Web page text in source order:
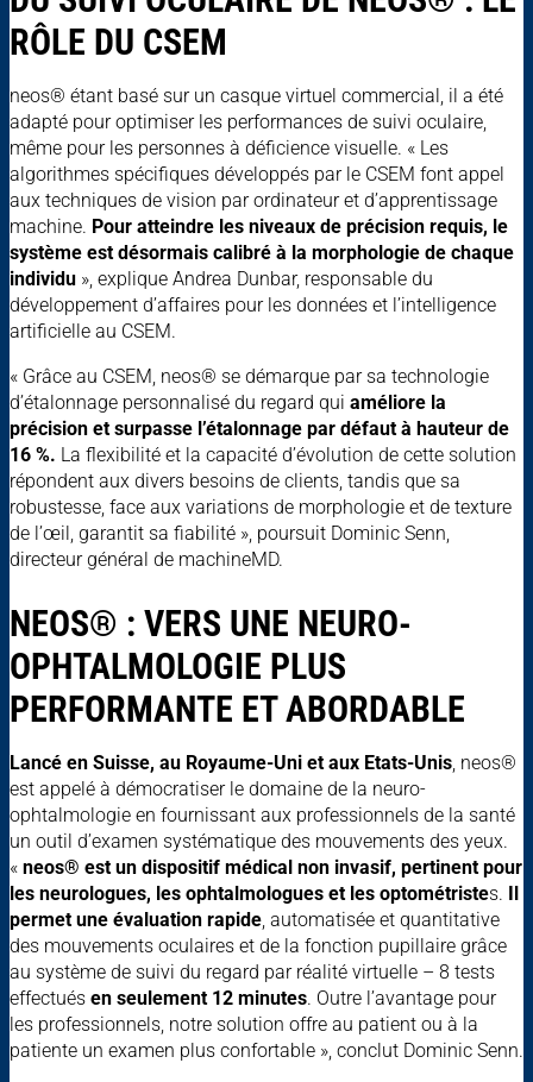
RÔLE DU CSEM
neos® étant basé sur un casque virtuel commercial, il a été
adapté pour optimiser les performances de suivi oculaire,
même pour les personnes à déficience visuelle. « Les
algorithmes spécifiques développés par le CSEM font appel
aux techniques de vision par ordinateur et d’apprentissage
machine. Pour atteindre les niveaux de précision requis, le
système est désormais calibré à la morphologie de chaque
individu », explique Andrea Dunbar, responsable du
développement d’affaires pour les données et l’intelligence
artificielle au CSEM.
« Grâce au CSEM, neos® se démarque par sa technologie
d’étalonnage personnalisé du regard qui améliore la
précision et surpasse l’étalonnage par défaut à hauteur de
16 %. La flexibilité et la capacité d’évolution de cette solution
répondent aux divers besoins de clients, tandis que sa
robustesse, face aux variations de morphologie et de texture
de l’œil, garantit sa fiabilité », poursuit Dominic Senn,
directeur général de machineMD.
NEOS® : VERS UNE NEURO-
OPHTALMOLOGIE PLUS
PERFORMANTE ET ABORDABLE
Lancé en Suisse, au Royaume-Uni et aux Etats-Unis, neos®
est appelé à démocratiser le domaine de la neuro-
ophtalmologie en fournissant aux professionnels de la santé
un outil d’examen systématique des mouvements des yeux.
« neos® est un dispositif médical non invasif, pertinent pour
les neurologues, les ophtalmologues et les optométristes. Il
permet une évaluation rapide, automatisée et quantitative
des mouvements oculaires et de la fonction pupillaire grâce
au système de suivi du regard par réalité virtuelle – 8 tests
effectués en seulement 12 minutes. Outre l’avantage pour
les professionnels, notre solution offre au patient ou à la
patiente un examen plus confortable », conclut Dominic Senn.